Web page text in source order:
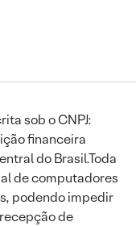
sob o CNPJ:
financeira
do Brasil.Toda
de computadores
podendo impedir
de